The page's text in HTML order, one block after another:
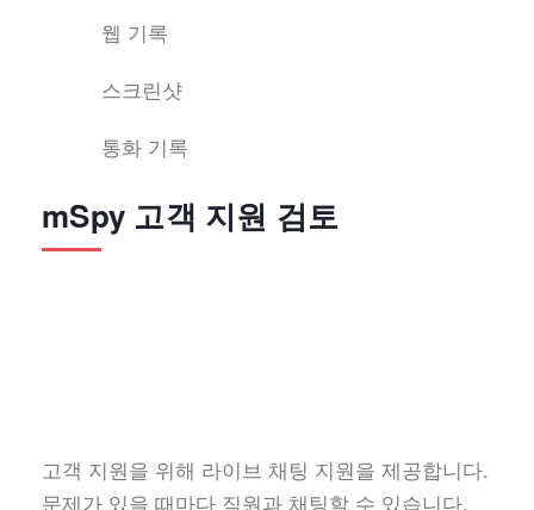
웹 기록
스크린샷
통화 기록
mSpy 고객 지원 검토
고객 지원을 위해 라이브 채팅 지원을 제공합니다.
문제가 있을 때마다 직원과 채팅할 수 있습니다.